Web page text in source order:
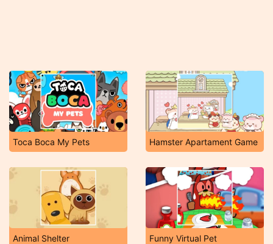
Toca Boca My Pets Hamster Apartament Game
Animal Shelter Funny Virtual Pet